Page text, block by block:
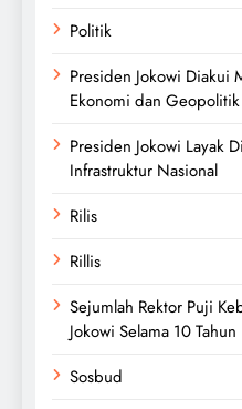
Politik
Presiden Jokowi Diakui
Ekonomi dan
Presiden Jokowi Layak
Infrastruktur Nasional
Rilis
Rillis
Sejumlah Rektor Puji
Jokowi Selama 10 Tahun
Sosbud